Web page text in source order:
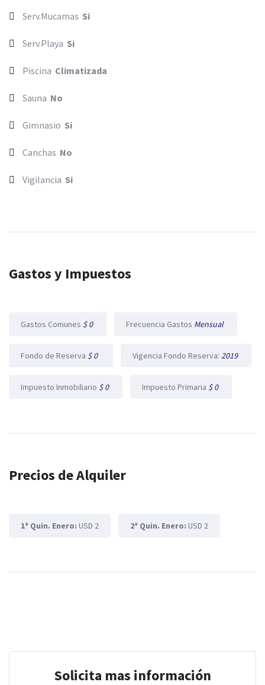
Serv.Mucamas Si
Serv.Playa Si
Piscina Climatizada
Sauna No
Gimnasio Si
Canchas No
Vigilancia Si
Gastos y Impuestos
Gastos Comunes $ 0 Frecuencia Gastos Mensual
Fondo de Reserva $ 0 Vigencia Fondo Reserva: 2019
Impuesto Inmobiliario $ 0 Impuesto Primaria $ 0
Precios de Alquiler
1ª Quin. Enero: USD 2 2ª Quin. Enero: USD 2
Solicita mas información